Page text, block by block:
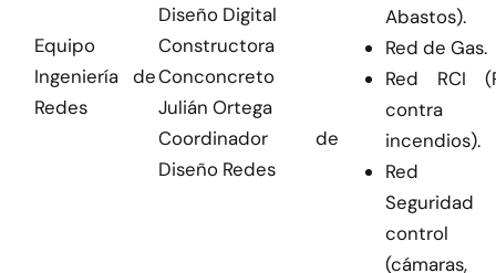
Equipo
Ingeniería de
Redes
Diseño Digital
Constructora
Conconcreto
Julián Ortega
Coordinador de
Diseño Redes
Abastos).
Red de Gas.
Red RCI
contra
incendios).
Red
control
(cámaras,